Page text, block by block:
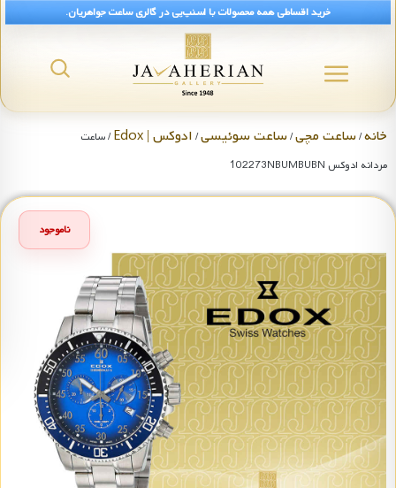
خرید اقساطی همه محصولات با اسنپ‌پی در گالری ساعت جواهریان.
خانه/ساعت مچی/ساعت سوئیسی/ ادوکس | Edox
/ ساعت
مردانه ادوکس 102273NBUMBUBN
ناموجود